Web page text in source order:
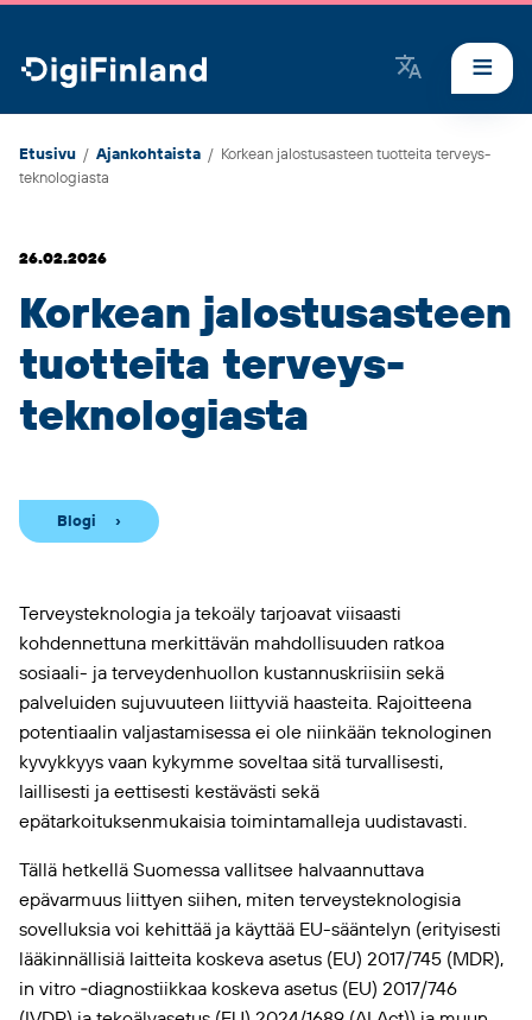
DigiFinland
Etusivu / Ajankohtaista / Korkean jalostusasteen tuotteita terveys­
teknologiasta
26.02.2026
Korkean jalostusasteen
tuotteita terveys­
teknologiasta
Blogi
Terveysteknologia ja tekoäly tarjoavat viisaasti
kohdennettuna merkittävän mahdollisuuden ratkoa
sosiaali- ja terveydenhuollon kustannuskriisiin sekä
palveluiden sujuvuuteen liittyviä haasteita. Rajoitteena
potentiaalin valjastamisessa ei ole niinkään teknologinen
kyvykkyys vaan kykymme soveltaa sitä turvallisesti,
laillisesti ja eettisesti kestävästi sekä
epätarkoituksenmukaisia toimintamalleja uudistavasti.
Tällä hetkellä Suomessa vallitsee halvaannuttava
epävarmuus liittyen siihen, miten terveysteknologisia
sovelluksia voi kehittää ja käyttää EU-sääntelyn (erityisesti
lääkinnällisiä laitteita koskeva asetus (EU) 2017/745 (MDR),
in vitro ‑diagnostiikkaa koskeva asetus (EU) 2017/746